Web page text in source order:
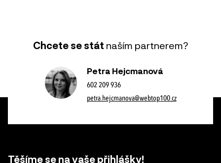
Chcete se stát naším partnerem?
Petra Hejcmanová
602 209 936
petra.hejcmanova@webtop100.cz
Těšíme se na vaše přihlášky!